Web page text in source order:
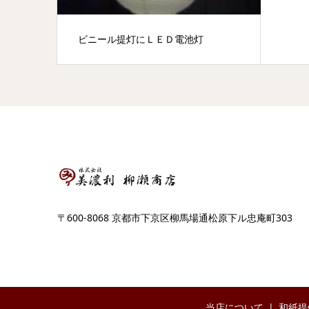
ビニール提灯にＬＥＤ電池灯
〒600-8068 京都市下京区柳馬場通松原下ル忠庵町303